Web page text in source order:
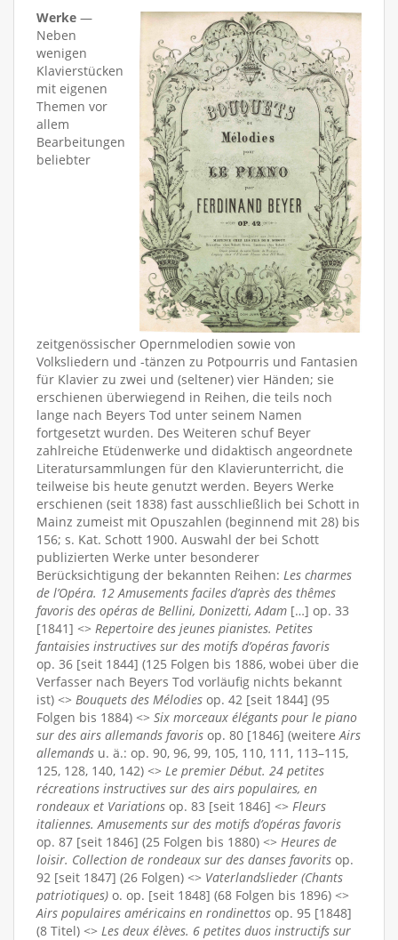
Werke —
Neben
wenigen
Klavierstücken
mit eigenen
Themen vor
allem
Bearbeitungen
beliebter
zeitgenössischer Opernmelodien sowie von
Volksliedern und -tänzen zu Potpourris und Fantasien
für Klavier zu zwei und (seltener) vier Händen; sie
erschienen überwiegend in Reihen, die teils noch
lange nach Beyers Tod unter seinem Namen
fortgesetzt wurden. Des Weiteren schuf Beyer
zahlreiche Etüdenwerke und didaktisch angeordnete
Literatursammlungen für den Klavierunterricht, die
teilweise bis heute genutzt werden. Beyers Werke
erschienen (seit 1838) fast ausschließlich bei Schott in
Mainz zumeist mit Opuszahlen (beginnend mit 28) bis
156; s. Kat. Schott 1900. Auswahl der bei Schott
publizierten Werke unter besonderer
Berücksichtigung der bekannten Reihen: Les charmes
de l’Opéra. 12 Amusements faciles d’après des thêmes
favoris des opéras de Bellini, Donizetti, Adam […] op. 33
[1841] <> Repertoire des jeunes pianistes. Petites
fantaisies instructives sur des motifs d’opéras favoris
op. 36 [seit 1844] (125 Folgen bis 1886, wobei über die
Verfasser nach Beyers Tod vorläufig nichts bekannt
ist) <> Bouquets des Mélodies op. 42 [seit 1844] (95
Folgen bis 1884) <> Six morceaux élégants pour le piano
sur des airs allemands favoris op. 80 [1846] (weitere Airs
allemands u. ä.: op. 90, 96, 99, 105, 110, 111, 113–115,
125, 128, 140, 142) <> Le premier Début. 24 petites
récreations instructives sur des airs populaires, en
rondeaux et Variations op. 83 [seit 1846] <> Fleurs
italiennes. Amusements sur des motifs d’opéras favoris
op. 87 [seit 1846] (25 Folgen bis 1880) <> Heures de
loisir. Collection de rondeaux sur des danses favorits op.
92 [seit 1847] (26 Folgen) <> Vaterlandslieder (Chants
patriotiques) o. op. [seit 1848] (68 Folgen bis 1896) <>
Airs populaires américains en rondinettos op. 95 [1848]
(8 Titel) <> Les deux élèves. 6 petites duos instructifs sur